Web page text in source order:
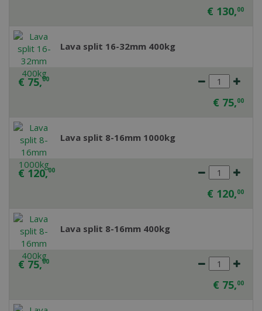
€ 130,00
Lava split 16-32mm 400kg
€ 75,00
€ 75,00
Lava split 8-16mm 1000kg
€ 120,00
€ 120,00
Lava split 8-16mm 400kg
€ 75,00
€ 75,00